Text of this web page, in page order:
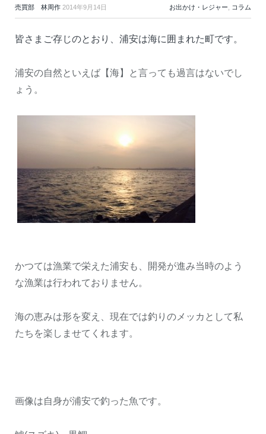
売買部 林周作 2014年9月14日 お出かけ・レジャー コラム
皆さまご存じのとおり、浦安は海に囲まれた町です。
浦安の自然といえば【海】と言っても過言はないでし
ょう。
かつては漁業で栄えた浦安も、開発が進み当時のよう
な漁業は行われておりません。
海の恵みは形を変え、現在では釣りのメッカとして私
たちを楽しませてくれます。
画像は自身が浦安で釣った魚です。